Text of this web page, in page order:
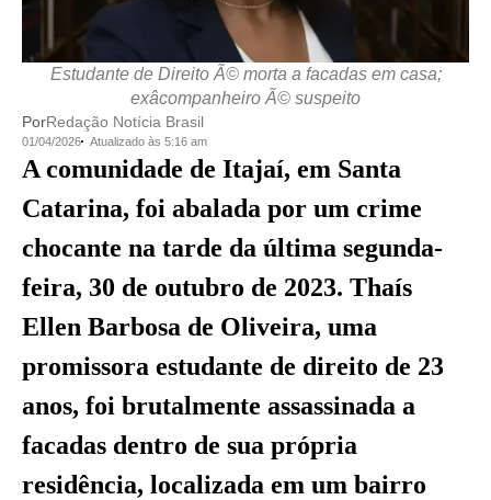
Estudante de Direito Ã© morta a facadas em casa;
exâcompanheiro Ã© suspeito
PorRedação Notícia Brasil
01/04/2026 Atualizado às 5:16 am
A comunidade de Itajaí, em Santa
Catarina, foi abalada por um crime
chocante na tarde da última segunda-
feira, 30 de outubro de 2023. Thaís
Ellen Barbosa de Oliveira, uma
promissora estudante de direito de 23
anos, foi brutalmente assassinada a
facadas dentro de sua própria
residência, localizada em um bairro